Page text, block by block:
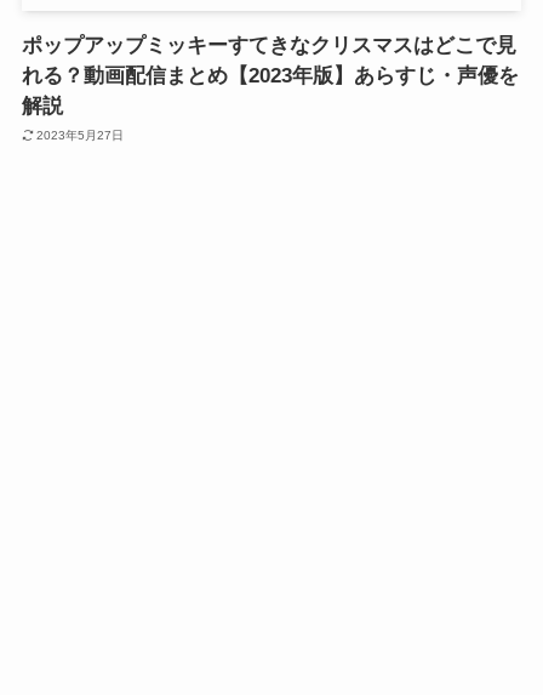
ポップアップミッキーすてきなクリスマスはどこで見
れる？動画配信まとめ【2023年版】あらすじ・声優を
解説
2023年5月27日